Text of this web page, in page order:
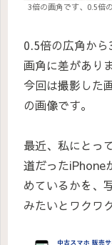
3倍の画角です、0.5倍
0.5倍の広角か
画角に差があり
今回は撮影した
の画像です。
最近、私にとっ
道だったiPhone
めているかを、
みたいとワクワ